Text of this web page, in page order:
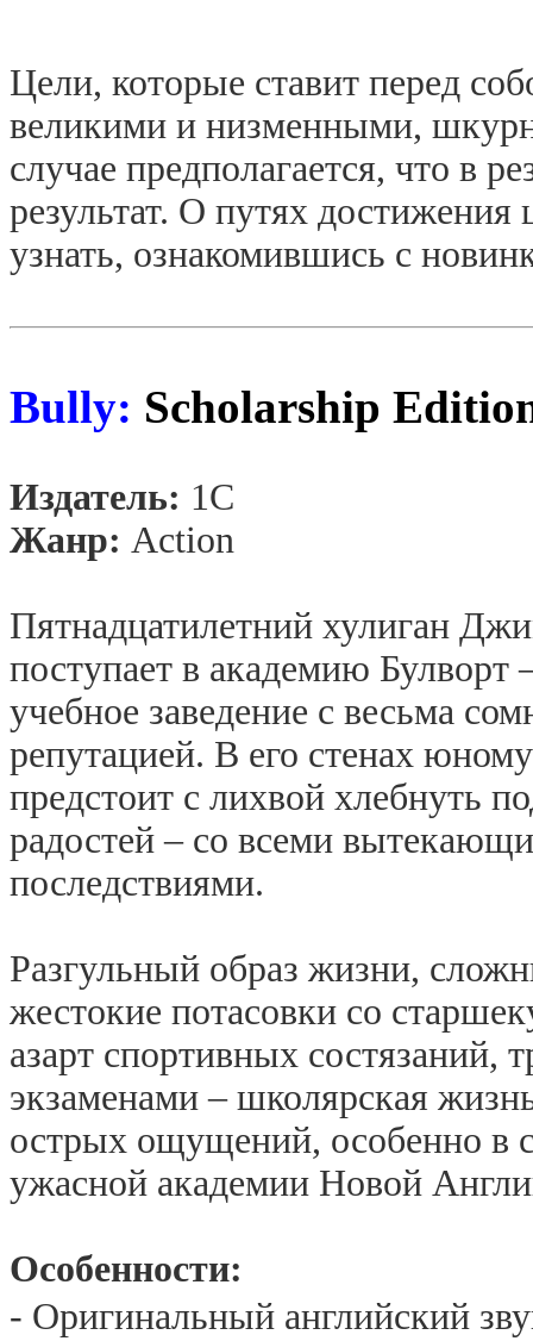
Цели, которые ставит перед
великими и низменными,
случае предполагается, что в
результат. О путях
узнать, ознакомившись с
Bully: Scholarship
Издатель: 1С
Жанр: Action
Пятнадцатилетний хулиган
поступает в академию Булворт
учебное заведение с весьма
репутацией. В его стенах
предстоит с лихвой хлебнуть
радостей – со всеми
последствиями.
Разгульный образ жизни,
жестокие потасовки со
азарт спортивных состязаний,
экзаменами – школярская
острых ощущений, особенно в
ужасной академии Новой
Особенности:
- Оригинальный английский